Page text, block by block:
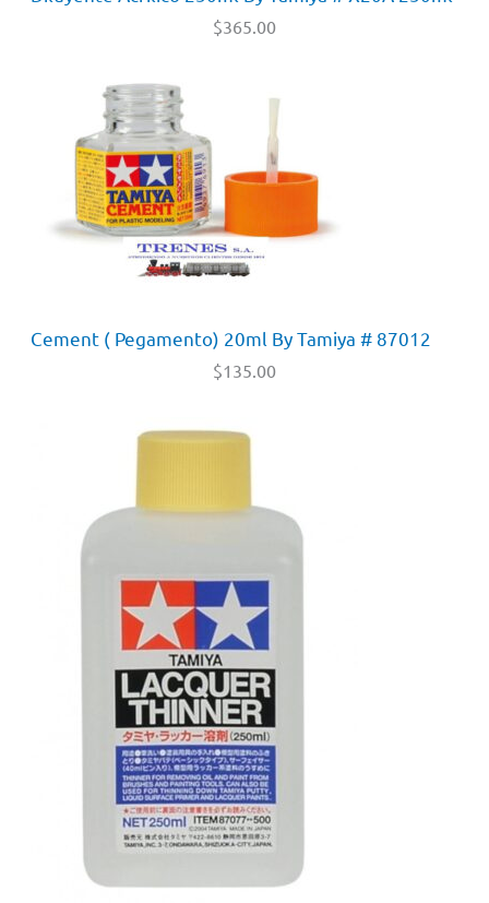
$365.00
Cement ( Pegamento) 20ml By Tamiya # 87012
$135.00